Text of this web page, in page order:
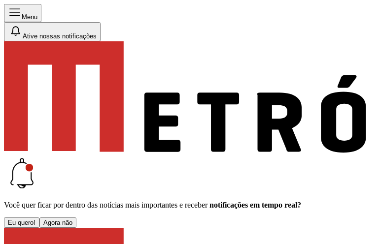
Menu
Ative nossas notificações
Você quer ficar por dentro das notícias mais importantes e receber notificações em tempo real?
Eu quero! Agora não